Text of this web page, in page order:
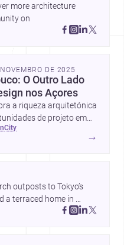
more architecture
DE 2025
O Outro Lado
nos Açores
a riqueza arquitetónica
de projeto em
Açores.
city
→
outposts to Tokyo’s
a terraced home in
architecture adapts to